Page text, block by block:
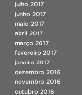
julho 2017
junho 2017
maio 2017
abril 2017
março 2017
fevereiro 2017
janeiro 2017
dezembro 2016
novembro 2016
outubro 2016